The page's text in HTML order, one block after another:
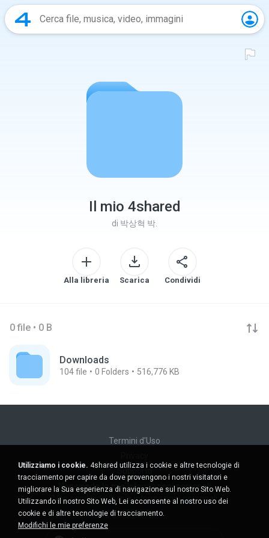
Il mio 4shared
di 박상혁 박.
Alla libreria Scarica Condividi
0 file • 0 B
Downloads
104file 0 Folders 516,776 KB
Termini d'Uso
Supporto
Non venda le mie informazioni personali
Non condivida le mie informazioni personali
Utilizziamo i cookie. 4shared utilizza i cookie e altre tecnologie di
tracciamento per capire da dove provengono i nostri visitatori e
migliorare la Sua esperienza di navigazione sul nostro Sito Web.
Utilizzando il nostro Sito Web, Lei acconsente al nostro uso dei
cookie e di altre tecnologie di tracciamento.
Modifichi le mie preferenze